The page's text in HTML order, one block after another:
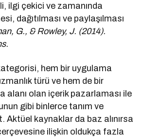
ilgi çekici ve zamanında
dağıtılması ve paylaşılması
G., & Rowley, J. (2014).
hem bir uygulama
türü ve hem de bir
alanı olan içerik pazarlaması ile
gibi binlerce tanım ve
Aktüel kaynaklar da baz alınırsa
ilişkin oldukça fazla